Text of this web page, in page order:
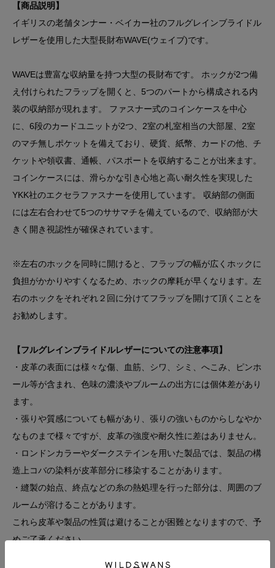
【商品説明】
イギリスの老舗タンナー・ベイカー社のフルグレインブライドル
レザーを使用した大型長財布WAVE(ウェイブ)です。
WAVEは豊富な収納量を持つ大型の長財布です。 ホックが2つ備
え付けられたフラップを開くと、5つのパートから構成される内
装の収納部が現れます。 ファスナー式のコインケースを中心
に、6段のカードユニットが2つ、2室の札室相当の大部屋、2室
のマチ無しポケットを備えており、硬貨、紙幣、カードの他、チ
ケットや領収書、通帳、パスポートを収納することが出来ます。
コインケースには、滑らかな引き心地と高い耐久性を実現した
YKK社のエクセラファスナーを使用しています。 収納部の側面
には左右合わせて5つのササマチを備えているので、収納部が大
きく開き視認性が確保されています。
※左右のホックを同時に開けると、フラップの幅が広くホックに
負担がかかりやすくなるため、ホックの摩耗が早くなります。左
右のホックをそれぞれ２回に分けてフラップを開けて頂くことを
お勧めします。
【フルグレインブライドルレザーについての注意事項】
・皮革の表面には様々な傷、血筋、シワ、シミ、へこみ、ピンホ
ール等が含まれ、色味の濃淡やブルームの出方には個体差があり
ます。
・張りや質感についても幅があり、張りの強いものからしなやか
なものまで様々ですが、皮革の強度や耐久性に差はありません。
・ロンドンカラーやダークステインを用いた製品では、製品の構
造上コバの染料が皮革部分に移染することがあります。
・縫製の始点、終点などの糸の熱処理を行った部分は、周囲のブ
ルームが溶けることがあります。
これら皮革や製品の性質は避けることが困難となりますので、予
めご了承ください。